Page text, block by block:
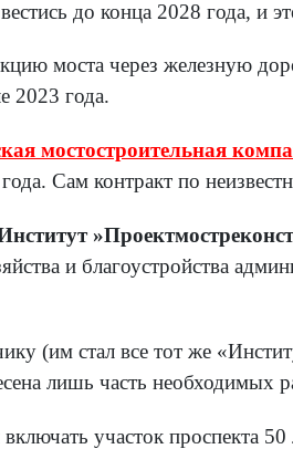
до конца 2028 года, и
моста через железную
2023 года.
мостостроительная
Сам контракт по
и благоустройства
(им стал все тот же
лишь часть необходимых
участок проспекта